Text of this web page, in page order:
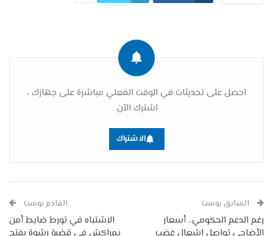
احصل على تحديثات في الوقت الفعلي مباشرة على جهازك ،
اشترك الآن.
الاشتراك
السابق بوست
رغم الدعم الحكومي.. أسعار
القادم بوست
الاشتباه في تورط ضابط أمن